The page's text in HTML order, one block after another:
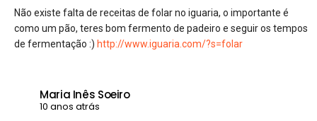
Não existe falta de receitas de folar no iguaria, o importante é
como um pão, teres bom fermento de padeiro e seguir os tempos
de fermentação :) http://www.iguaria.com/?s=folar
Maria Inês Soeiro
10 anos atrás